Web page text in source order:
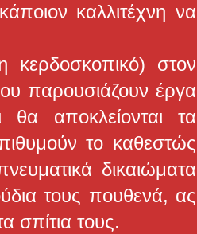
καλλιτέχνη να
κερδοσκοπικό) στον
παρουσιάζουν έργα
θα αποκλείονται τα
το καθεστώς
δικαιώματα
τους πουθενά, ας
σπίτια τους.